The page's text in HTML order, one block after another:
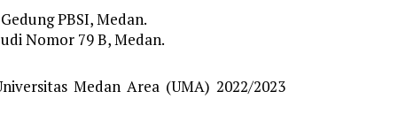
PBSI, Medan.
Nomor 79 B, Medan.
Medan Area (UMA) 2022/2023